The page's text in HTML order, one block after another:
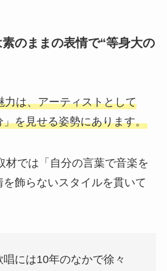
のままの表情で“等身大の
力は、アーティストとして
を見せる姿勢にあります。
材では「自分の言葉で音楽を
飾らないスタイルを貫いて
には10年のなかで徐々